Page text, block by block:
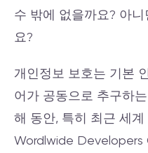
수 밖에 없을까요? 아
요?
개인정보 보호는 기본
어가 공동으로 추구하
해 동안, 특히 최근 세
Wordlwide Developers